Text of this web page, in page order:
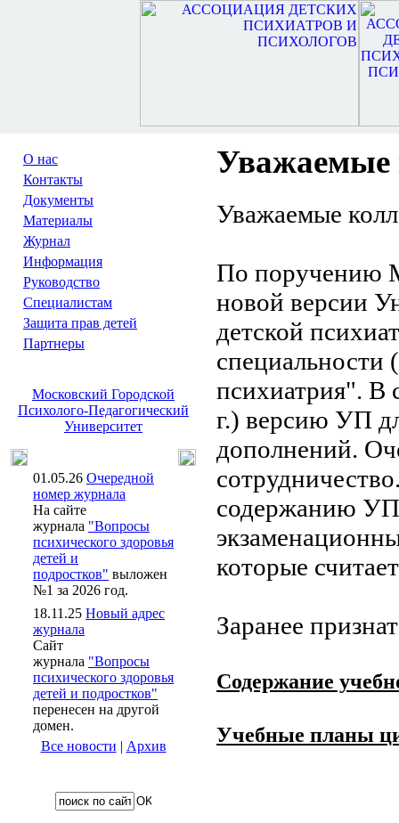
О нас
Контакты
Документы
Материалы
Журнал
Информация
Руководство
Специалистам
Защита прав детей
Партнеры
Московский Городской
Психолого-Педагогический
Университет
01.05.26 Очередной
номер журнала
На сайте
журнала "Вопросы
психического здоровья
детей и
подростков" выложен
№1 за 2026 год.
18.11.25 Новый адрес
журнала
Сайт
журнала "Вопросы
психического здоровья
детей и подростков"
перенесен на другой
домен.
Все новости | Архив
Уважаемые
Уважаемые
По поручению
новой версии
детской
специальности
психиатрия". В
г.) версию УП
дополнений.
содержанию
которые
Заранее
Содержание
Учебные планы